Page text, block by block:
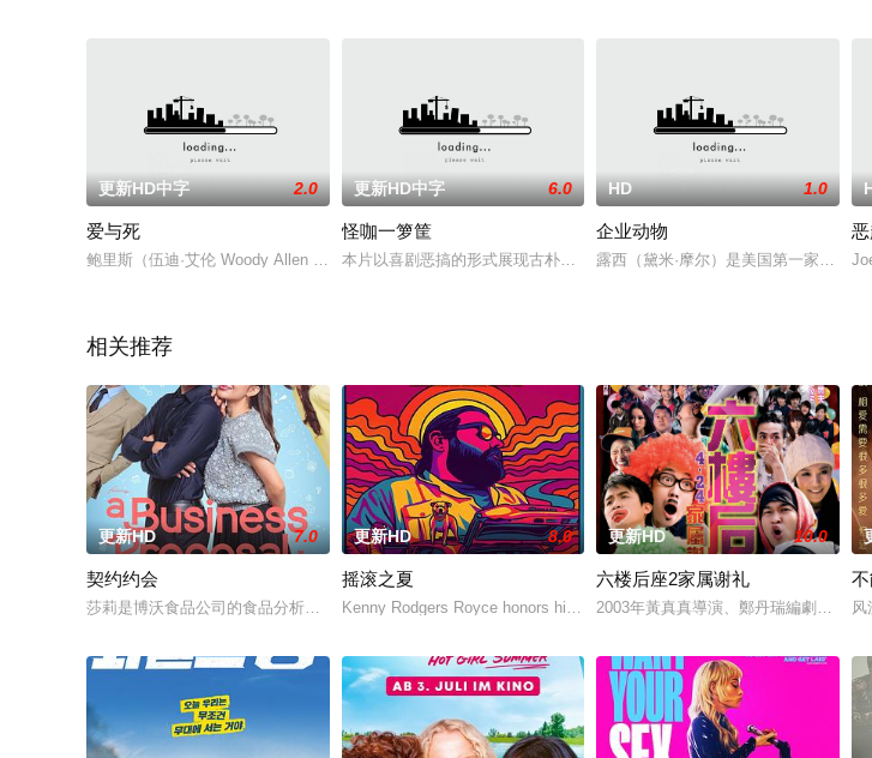
更新HD中字 2.0
爱与死
鲍里斯（伍迪·艾伦 Woody Allen 饰）成长于一个人丁兴旺的俄罗斯大家庭里，在诸多的兄弟之中，要数他的身板
更新HD中字 6.0
怪咖一箩筐
本片以喜剧恶搞的形式展现古朴小镇发生的一系列搞笑故事。电影讲述一名
HD 1.0
企业动物
露西（黛米·摩尔）是美国第一家提供
相关推荐
更新HD 7.0
契约约会
莎莉是博沃食品公司的食品分析师，如今陷入财务困境，她答应为挚友雅斯敏牵线搭桥，为她安排相亲。原来，雅
更新HD 8.0
摇滚之夏
Kenny Rodgers Royce honors his late mother's legacy by following Dead
更新HD 10.0
六楼后座2家属谢礼
2003年黃真真導演、鄭丹瑞編劇的喜劇